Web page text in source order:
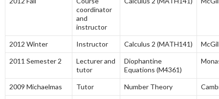
coordinator
and
instructor
2012 Winter Instructor Calculus 2 (MATH141)
2011 Semester 2
Lecturer and
tutor
Diophantine
Equations (M4361)
2009 Michaelmas Tutor Number Theory